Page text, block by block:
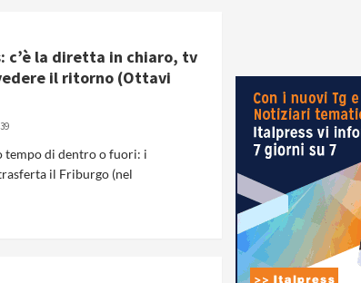
c’è la diretta in chiaro, tv
il ritorno (Ottavi
tempo di dentro o fuori: i
il Friburgo (nel